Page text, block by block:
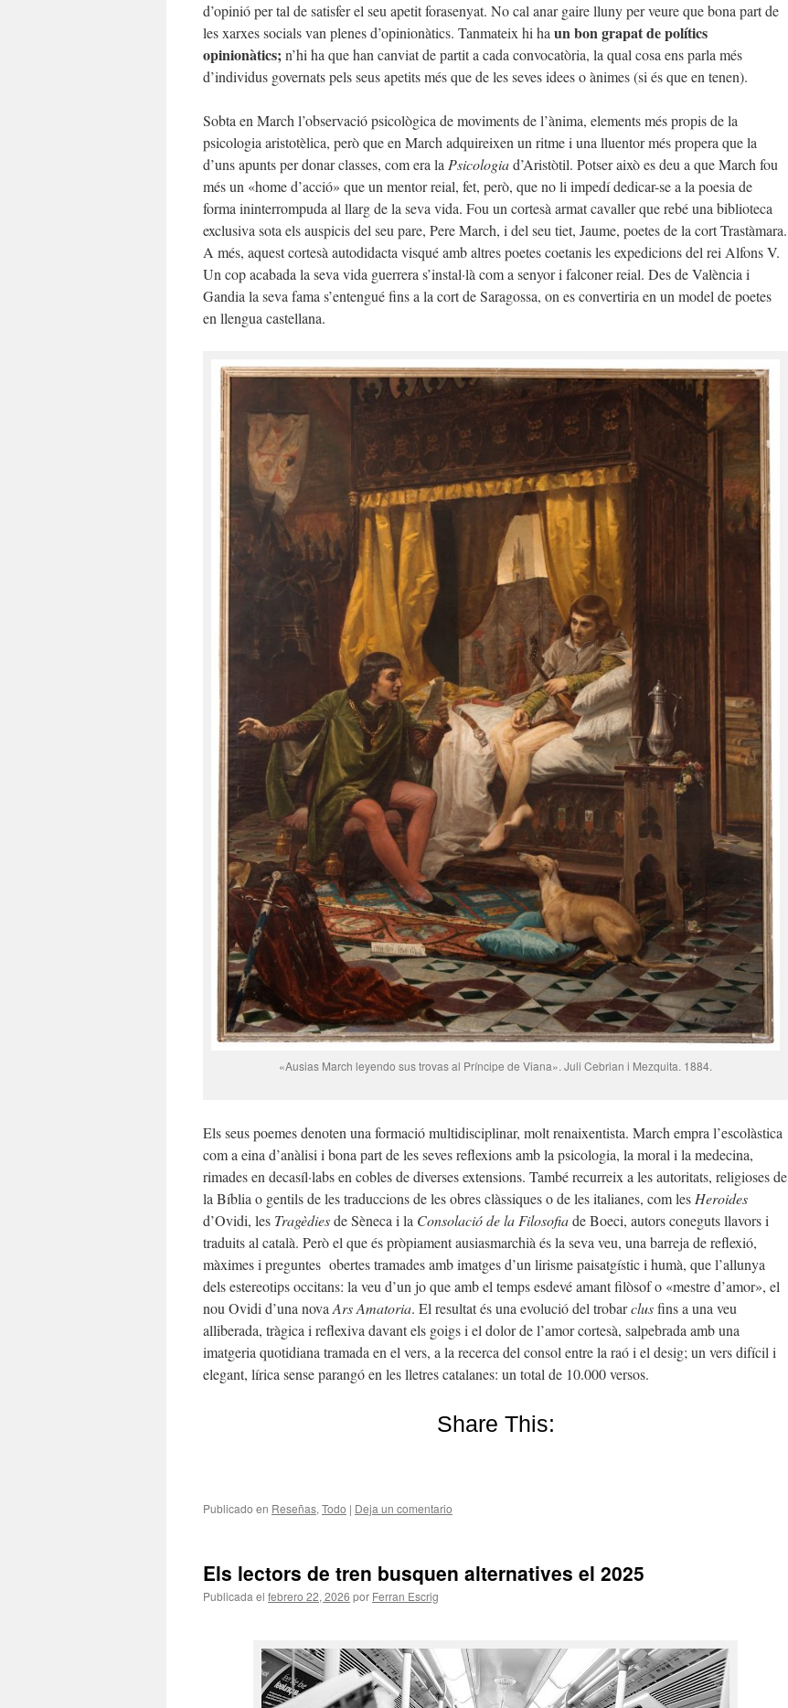
d’opinió per tal de satisfer el seu apetit forasenyat. No cal anar gaire lluny per veure que bona part de
les xarxes socials van plenes d’opinionàtics. Tanmateix hi ha un bon grapat de polítics
opinionàtics;n’hi ha que han canviat de partit a cada convocatòria, la qual cosa ens parla més
d’individus governats pels seus apetits més que de les seves idees o ànimes (si és que en tenen).
Sobta en March l’observació psicològica de moviments de l’ànima, elements més propis de la
psicologia aristotèlica, però que en March adquireixen un ritme i una lluentor més propera que la
d’uns apunts per donar classes, com era la Psicologiad’Aristòtil. Potser això es deu a que March fou
més un «home d’acció» que un mentor reial, fet, però, que no li impedí dedicar-se a la poesia de
forma ininterrompuda al llarg de la seva vida. Fou un cortesà armat cavaller que rebé una biblioteca
exclusiva sota els auspicis del seu pare, Pere March, i del seu tiet, Jaume, poetes de la cort Trastàmara.
A més, aquest cortesà autodidacta visqué amb altres poetes coetanis les expedicions del rei Alfons V.
Un cop acabada la seva vida guerrera s’instal·là com a senyor i falconer reial. Des de València i
Gandia la seva fama s’entengué fins a la cort de Saragossa, on es convertiria en un model de poetes
en llengua castellana.
«Ausias March leyendo sus trovas al Príncipe de Viana». Juli Cebrian i Mezquita. 1884.
Els seus poemes denoten una formació multidisciplinar, molt renaixentista. March empra l’escolàstica
com a eina d’anàlisi i bona part de les seves reflexions amb la psicologia, la moral i la medecina,
rimades en decasíl·labs en cobles de diverses extensions. També recurreix a les autoritats, religioses de
la Bíblia o gentils de les traduccions de les obres clàssiques o de les italianes, com les Heroides
d’Ovidi, les Tragèdiesde Sèneca i la Consolació de la Filosofiade Boeci, autors coneguts llavors i
traduits al català. Però el que és pròpiament ausiasmarchià és la seva veu, una barreja de reflexió,
màximes i preguntes obertes tramades amb imatges d’un lirisme paisatgístic i humà, que l’allunya
dels estereotips occitans: la veu d’un jo que amb el temps esdevé amant filòsof o «mestre d’amor», el
nou Ovidi d’una nova Ars Amatoria. El resultat és una evolució del trobarclusfins a una veu
alliberada, tràgica i reflexiva davant els goigs i el dolor de l’amor cortesà, salpebrada amb una
imatgeria quotidiana tramada en el vers, a la recerca del consol entre la raó i el desig; un vers difícil i
elegant, lírica sense parangó en les lletres catalanes: un total de 10.000 versos.
Share This:
Publicado en Reseñas, Todo | Deja un comentario
Els lectors de tren busquen alternatives el 2025
Publicada el febrero 22, 2026 por Ferran Escrig